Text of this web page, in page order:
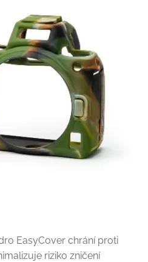
EasyCover chrání proti
riziko zničení